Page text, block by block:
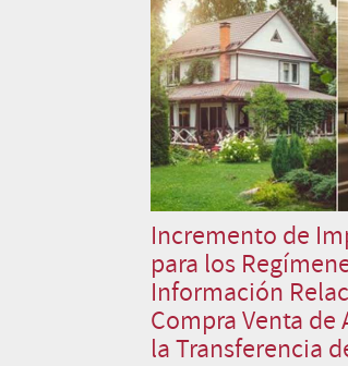
Incremento de
para los
Información
Compra Venta
la Transferencia